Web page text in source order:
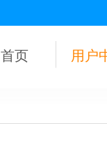
首页 用户